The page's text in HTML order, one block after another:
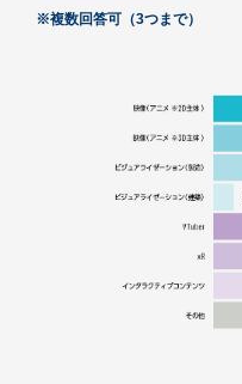
※複数回答可（3つまで）